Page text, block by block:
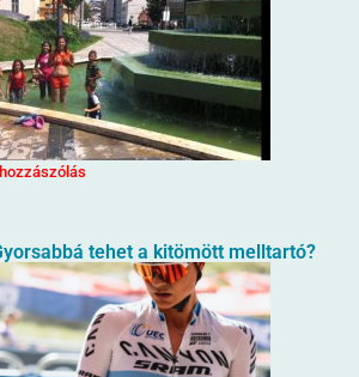
tehet a kitömött melltartó?